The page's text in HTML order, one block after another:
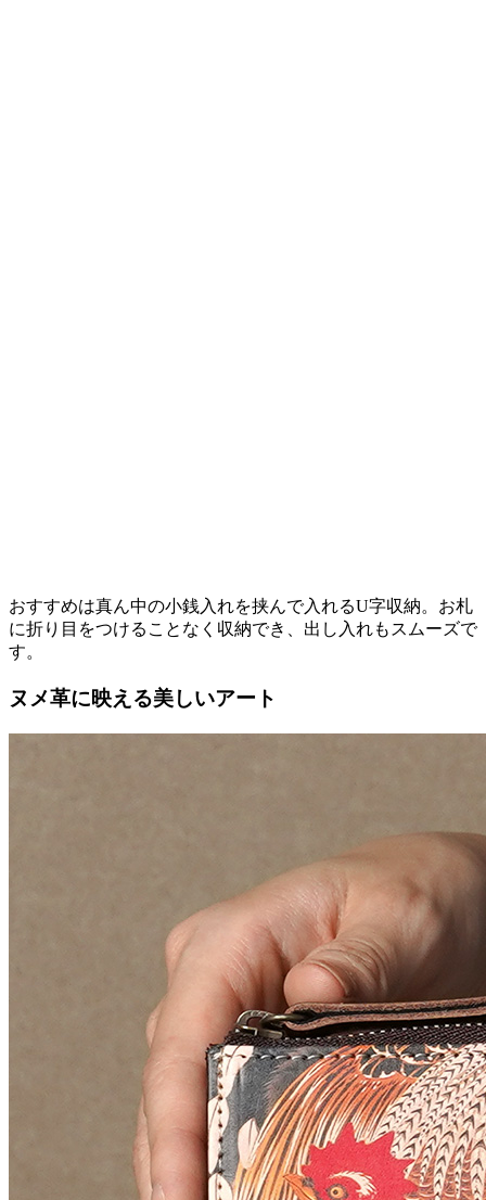
おすすめは真ん中の小銭入れを挟んで入れるU字収納。お札
に折り目をつけることなく収納でき、出し入れもスムーズで
す。
ヌメ革に映える美しいアート